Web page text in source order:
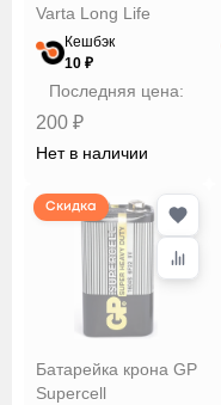
Varta Long Life
Кешбэк
10 ₽
Последняя цена:
200 ₽
Нет в наличии
Скидка
Батарейка крона GP
Supercell